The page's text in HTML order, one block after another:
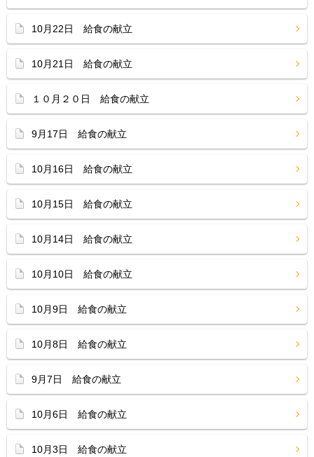
10月22日 給食の献立
10月21日 給食の献立
１０月２０日 給食の献立
9月17日 給食の献立
10月16日 給食の献立
10月15日 給食の献立
10月14日 給食の献立
10月10日 給食の献立
10月9日 給食の献立
10月8日 給食の献立
9月7日 給食の献立
10月6日 給食の献立
10月3日 給食の献立